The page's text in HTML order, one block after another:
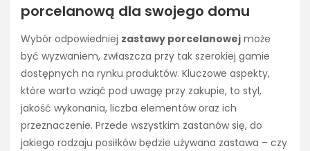
porcelanową dla swojego domu
Wybór odpowiedniej zastawy porcelanowej może
być wyzwaniem, zwłaszcza przy tak szerokiej gamie
dostępnych na rynku produktów. Kluczowe aspekty,
które warto wziąć pod uwagę przy zakupie, to styl,
jakość wykonania, liczba elementów oraz ich
przeznaczenie. Przede wszystkim zastanów się, do
jakiego rodzaju posiłków będzie używana zastawa – czy